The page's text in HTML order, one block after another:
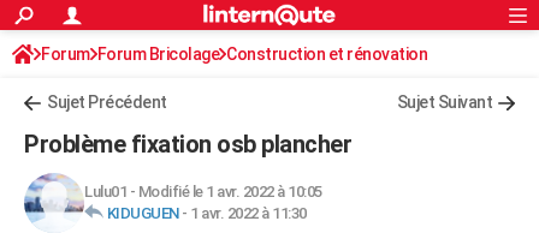
ACTUALITÉS
Politique
Société
Faits Divers
Education
Monde
Villes
+
FINANCE
Retraite
Impôts
Epargne
Immobilier
Risques naturels par ville
Banque
Assurance
Crédit
AUTO
Rechercher
S'inscrire
Connexion
Forum Forum Bricolage Construction et rénovation
Sujet Précédent Sujet Suivant
Problème fixation osb plancher
Lulu01 - Modifié le 1 avr. 2022 à 10:05
KIDUGUEN- 1 avr. 2022 à 11:30